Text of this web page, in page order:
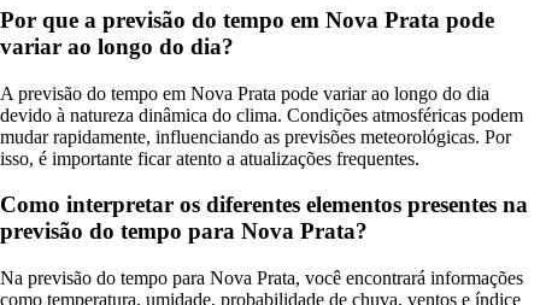
Por que a previsão do tempo em Nova Prata pode
variar ao longo do dia?
A previsão do tempo em Nova Prata pode variar ao longo do dia
devido à natureza dinâmica do clima. Condições atmosféricas podem
mudar rapidamente, influenciando as previsões meteorológicas. Por
isso, é importante ficar atento a atualizações frequentes.
Como interpretar os diferentes elementos presentes na
previsão do tempo para Nova Prata?
Na previsão do tempo para Nova Prata, você encontrará informações
como temperatura, umidade, probabilidade de chuva, ventos e índice